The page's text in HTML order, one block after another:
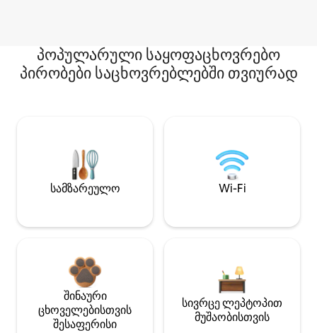
პოპულარული საყოფაცხოვრებო
პირობები საცხოვრებლებში თვიურად
სამზარეულო Wi-Fi
შინაური
ცხოველებისთვის
შესაფერისი
სივრცე ლეპტოპით
მუშაობისთვის